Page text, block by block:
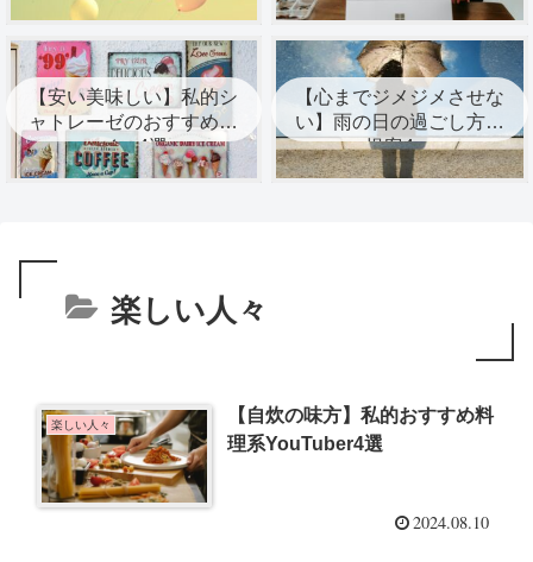
すすめ配信者8選
【安い美味しい】私的シ
ャトレーゼのおすすめア
イス4選
【心までジメジメさせな
い】雨の日の過ごし方の
提案4つ
楽しい人々
楽しい人々
【自炊の味方】私的おすすめ料
理系YouTuber4選
2024.08.10